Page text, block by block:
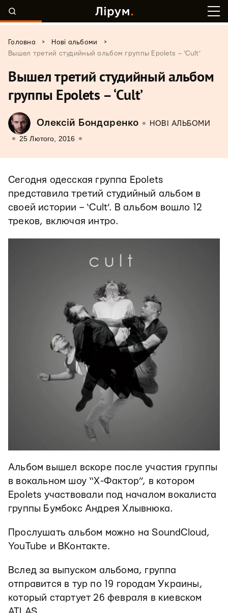
Головна > Нові альбоми
>
Вышел третий студийный альбом группы Epolets – ‘Cult’
Вышел третий студийный альбом
группы Epolets – ‘Cult’
Олексій Бондаренко НОВІ АЛЬБОМИ
25 Лютого, 2016
Сегодня одесская группа Epolets
представила третий студийный альбом в
своей истории – ‘Cult’. В альбом вошло 12
треков, включая интро.
Альбом вышел вскоре после участия группы
в вокальном шоу “Х-Фактор”, в котором
Epolets участвовали под началом вокалиста
группы Бумбокс Андрея Хлывнюка.
Прослушать альбом можно на SoundCloud,
YouTube и ВКонтакте.
Вслед за выпуском альбома, группа
отправится в тур по 19 городам Украины,
который стартует 26 февраля в киевском